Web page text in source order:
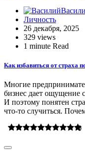
Личность
26 декабря, 2025
329 views
1 minute Read
Как избавиться от страха
Многие
бизнес дает ощущение
И поэтому понятен
что-то случиться.
0